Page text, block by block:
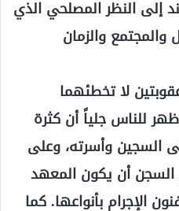
إلى النظر المصلحي الذي
والمجتمع والزمان
لا تخطئهما
ظهر للناس جلياً أن كثرة
السجين وأسرته، وعلى
السجن أن يكون المعهد
الإجرام بأنواعها. كما